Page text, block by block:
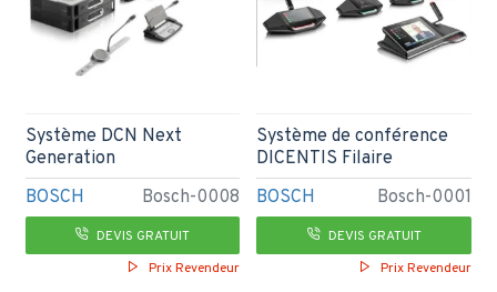
BOSCH Bosch-0008
Système DCN Next
Generation
DEVIS GRATUIT
Prix Revendeur
BOSCH Bosch-0001
Système de conférence
DICENTIS Filaire
DEVIS GRATUIT
Prix Revendeur